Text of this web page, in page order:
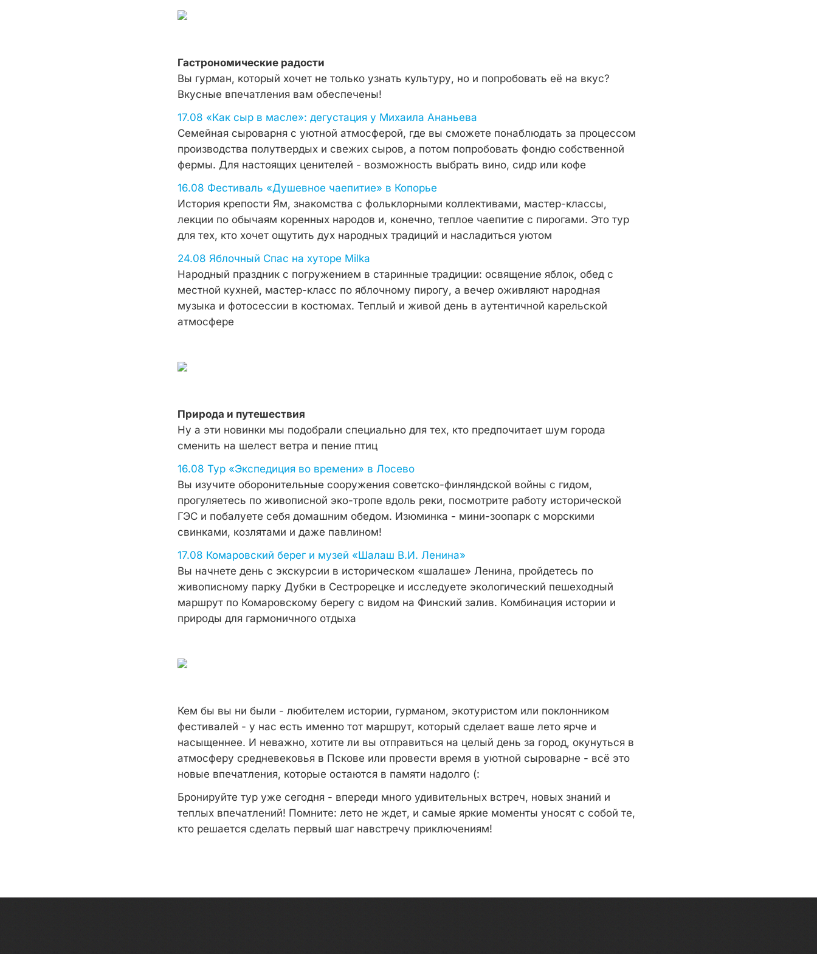
Гастрономические радости
Вы гурман, который хочет не только узнать культуру, но и попробовать её на вкус?
Вкусные впечатления вам обеспечены!
17.08 «Как сыр в масле»: дегустация у Михаила Ананьева
Семейная сыроварня с уютной атмосферой, где вы сможете понаблюдать за процессом
производства полутвердых и свежих сыров, а потом попробовать фондю собственной
фермы. Для настоящих ценителей - возможность выбрать вино, сидр или кофе
16.08 Фестиваль «Душевное чаепитие» в Копорье
История крепости Ям, знакомства с фольклорными коллективами, мастер-классы,
лекции по обычаям коренных народов и, конечно, теплое чаепитие с пирогами. Это тур
для тех, кто хочет ощутить дух народных традиций и насладиться уютом
24.08 Яблочный Спас на хуторе Milka
Народный праздник с погружением в старинные традиции: освящение яблок, обед с
местной кухней, мастер-класс по яблочному пирогу, а вечер оживляют народная
музыка и фотосессии в костюмах. Теплый и живой день в аутентичной карельской
атмосфере
Природа и путешествия
Ну а эти новинки мы подобрали специально для тех, кто предпочитает шум города
сменить на шелест ветра и пение птиц
16.08 Тур «Экспедиция во времени» в Лосево
Вы изучите оборонительные сооружения советско-финляндской войны с гидом,
прогуляетесь по живописной эко-тропе вдоль реки, посмотрите работу исторической
ГЭС и побалуете себя домашним обедом. Изюминка - мини-зоопарк с морскими
свинками, козлятами и даже павлином!
17.08 Комаровский берег и музей «Шалаш В.И. Ленина»
Вы начнете день с экскурсии в историческом «шалаше» Ленина, пройдетесь по
живописному парку Дубки в Сестрорецке и исследуете экологический пешеходный
маршрут по Комаровскому берегу с видом на Финский залив. Комбинация истории и
природы для гармоничного отдыха
Кем бы вы ни были - любителем истории, гурманом, экотуристом или поклонником
фестивалей - у нас есть именно тот маршрут, который сделает ваше лето ярче и
насыщеннее. И неважно, хотите ли вы отправиться на целый день за город, окунуться в
атмосферу средневековья в Пскове или провести время в уютной сыроварне - всё это
новые впечатления, которые остаются в памяти надолго (:
Бронируйте тур уже сегодня - впереди много удивительных встреч, новых знаний и
теплых впечатлений! Помните: лето не ждет, и самые яркие моменты уносят с собой те,
кто решается сделать первый шаг навстречу приключениям!